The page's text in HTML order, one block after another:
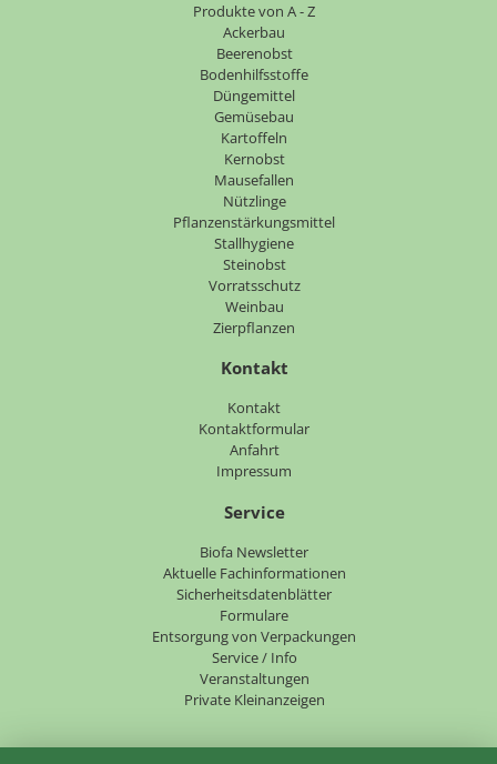
Produkte von A - Z
Ackerbau
Beerenobst
Bodenhilfsstoffe
Düngemittel
Gemüsebau
Kartoffeln
Kernobst
Mausefallen
Nützlinge
Pflanzenstärkungsmittel
Stallhygiene
Steinobst
Vorratsschutz
Weinbau
Zierpflanzen
Kontakt
Kontakt
Kontaktformular
Anfahrt
Impressum
Service
Biofa Newsletter
Aktuelle Fachinformationen
Sicherheitsdatenblätter
Formulare
Entsorgung von Verpackungen
Service / Info
Veranstaltungen
Private Kleinanzeigen